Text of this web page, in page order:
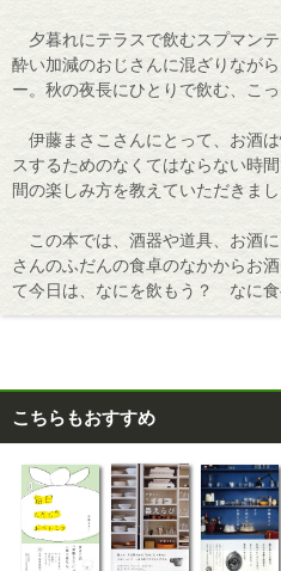
夕暮れにテラスで飲むスプマン
酔い加減のおじさんに混ざりなが
ー。秋の夜長にひとりで飲む、こっ
伊藤まさこさんにとって、お酒
スするためのなくてはならない時
間の楽しみ方を教えていただきまし
この本では、酒器や道具、お酒
さんのふだんの食卓のなかからお
て今日は、なにを飲もう？ なに食
こちらもおすすめ